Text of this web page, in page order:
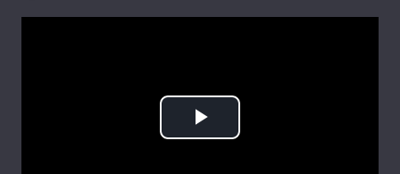
Статті
Думки
Play